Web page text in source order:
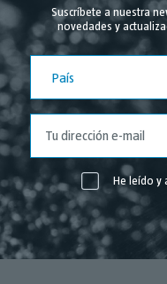
Suscríbete a nuestra
novedades y
País
He leído y